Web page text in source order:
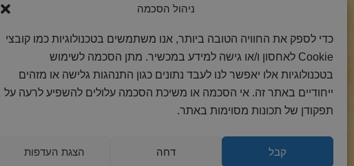
ניהול הסכמה
כדי לספק את החוויה הטובה ביותר, אנו משתמשים בטכנולוגיות כמו קובצי
Cookie לאחסון ו/או גישה למידע במכשיר. מתן הסכמה לשימוש
בטכנולוגיות אלו יאפשר לנו לעבד נתונים כגון התנהגות גלישה או מזהים
ייחודיים באתר זה. אי הסכמה או משיכת הסכמה עלולים להשפיע לרעה על
תפקודן של תכונות מסוימות באתר.
קבל דחה הצגת העדפות
הצטרפות למסר היומי
2018 כל הזכויות